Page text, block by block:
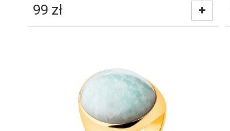
99 zł